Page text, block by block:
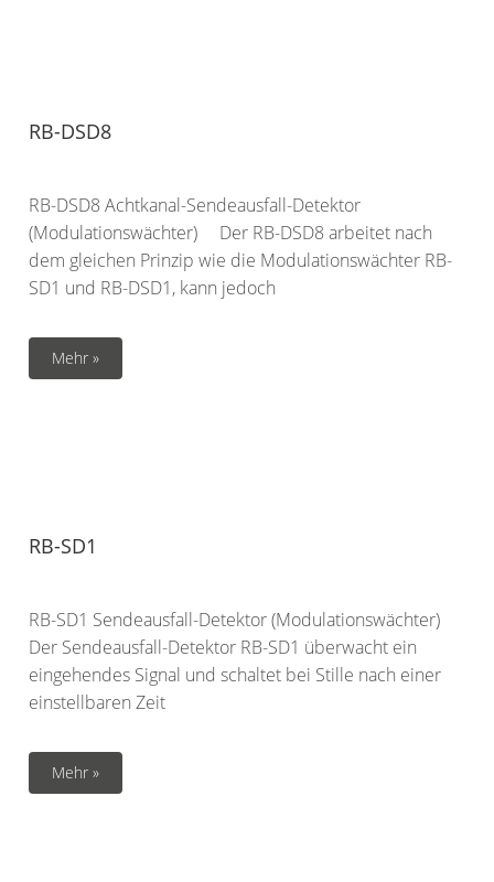
RB-DSD8
RB-DSD8 Achtkanal-Sendeausfall-Detektor
(Modulationswächter) Der RB-DSD8 arbeitet nach
dem gleichen Prinzip wie die Modulationswächter RB-
SD1 und RB-DSD1, kann jedoch
Mehr »
RB-SD1
RB-SD1 Sendeausfall-Detektor (Modulationswächter)
Der Sendeausfall-Detektor RB-SD1 überwacht ein
eingehendes Signal und schaltet bei Stille nach einer
einstellbaren Zeit
Mehr »